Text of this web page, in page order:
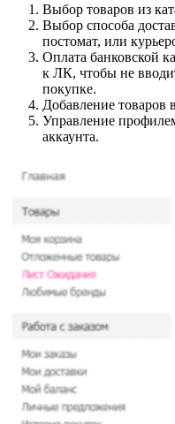
Выбор товаров из
Выбор способа
постомат, или
Оплата банковской
к ЛК, чтобы не
покупке.
Добавление товаров
Управление
аккаунта.